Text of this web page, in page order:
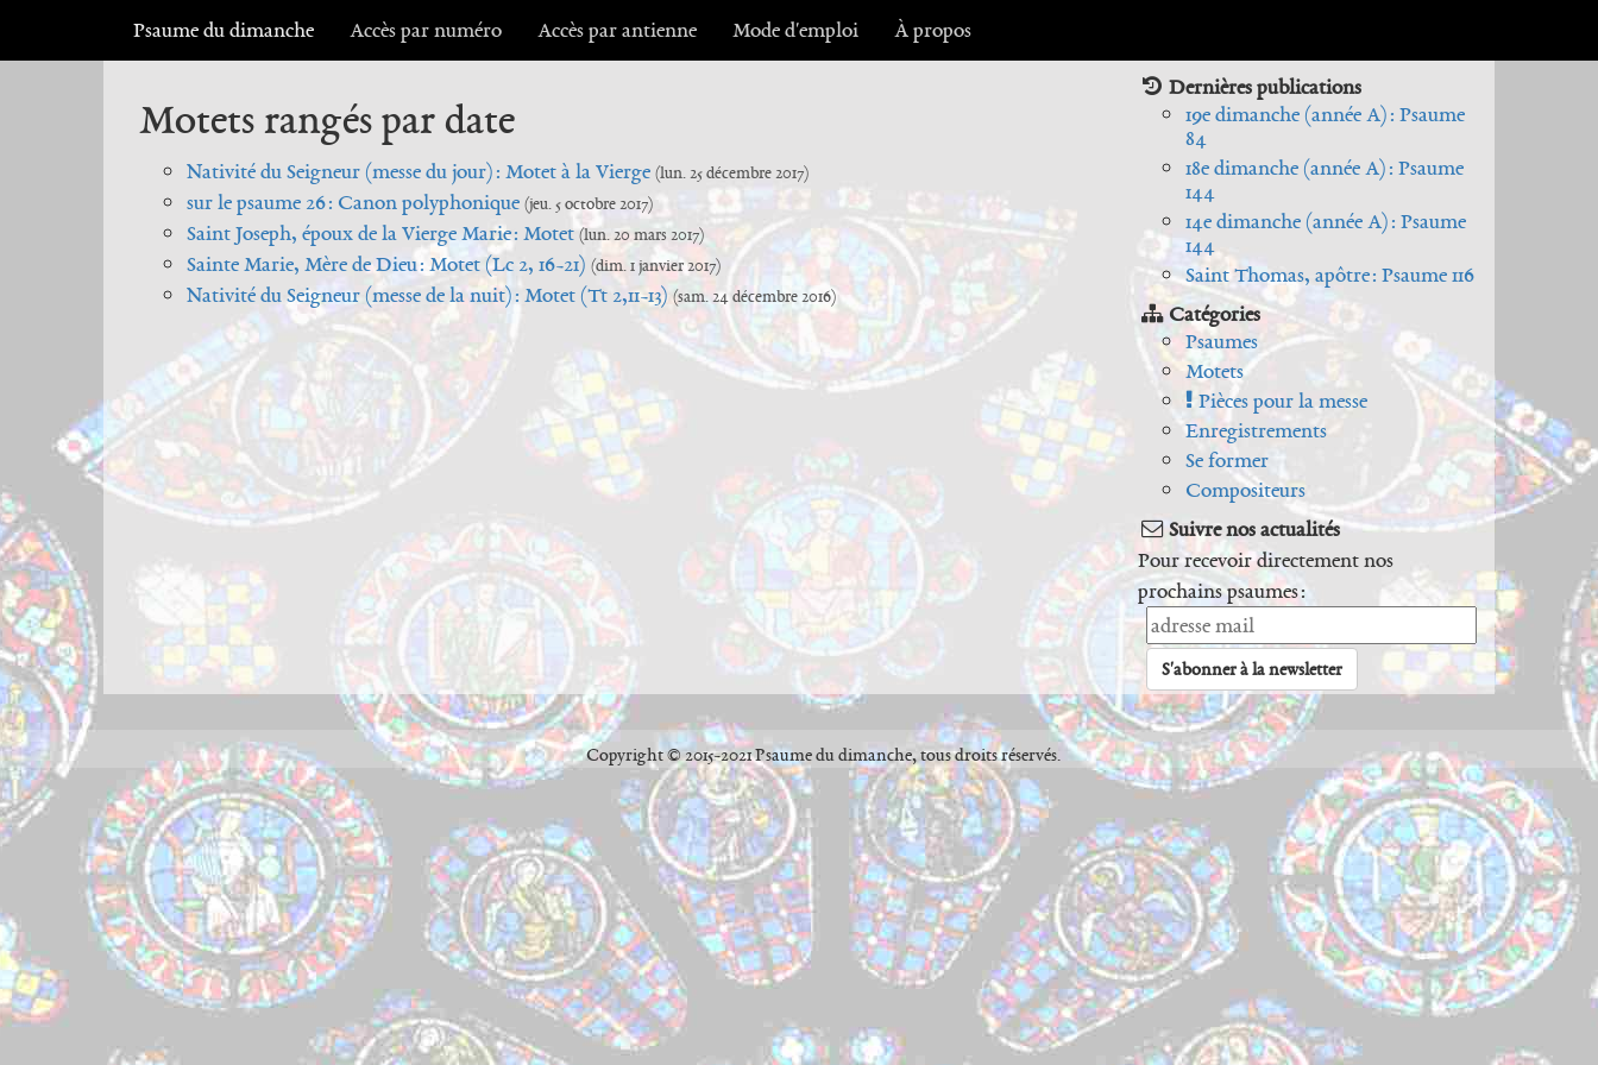
Psaume du dimanche Accès par numéro Accès par antienne Mode d'emploi À propos
Motets rangés par date
Nativité du Seigneur (messe du jour) : Motet à la Vierge (lun. 25 décembre 2017)
sur le psaume 26 : Canon polyphonique (jeu. 5 octobre 2017)
Saint Joseph, époux de la Vierge Marie : Motet (lun. 20 mars 2017)
Sainte Marie, Mère de Dieu : Motet (Lc 2, 16-21) (dim. 1 janvier 2017)
Nativité du Seigneur (messe de la nuit) : Motet (Tt 2,11-13) (sam. 24 décembre 2016)
Dernières publications
19e dimanche (année A) : Psaume
84
18e dimanche (année A) : Psaume
144
14e dimanche (année A) : Psaume
144
Saint Thomas, apôtre : Psaume 116
Catégories
Psaumes
Motets
Pièces pour la messe
Enregistrements
Se former
Compositeurs
Suivre nos actualités
Pour recevoir directement nos
prochains psaumes :
Copyright © 2015-2021 Psaume du dimanche, tous droits réservés.